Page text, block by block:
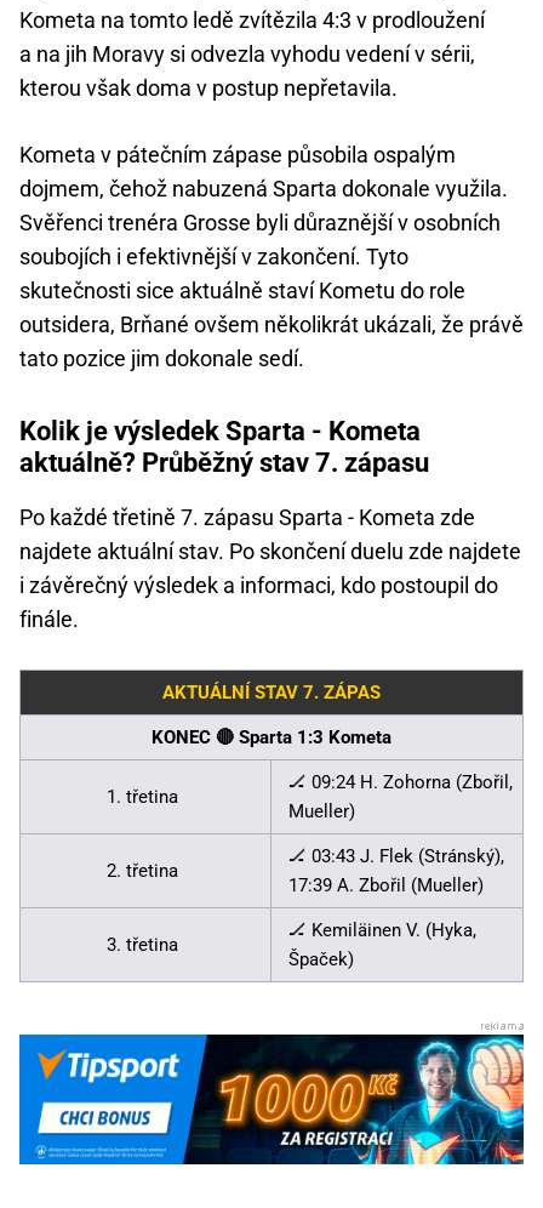
Kometa na tomto ledě zvítězila 4:3 v prodloužení
a na jih Moravy si odvezla vyhodu vedení v sérii,
kterou však doma v postup nepřetavila.
Kometa v pátečním zápase působila ospalým
dojmem, čehož nabuzená Sparta dokonale využila.
Svěřenci trenéra Grosse byli důraznější v osobních
soubojích i efektivnější v zakončení. Tyto
skutečnosti sice aktuálně staví Kometu do role
outsidera, Brňané ovšem několikrát ukázali, že právě
tato pozice jim dokonale sedí.
Kolik je výsledek Sparta - Kometa
aktuálně? Průběžný stav 7. zápasu
Po každé třetině 7. zápasu Sparta - Kometa zde
najdete aktuální stav. Po skončení duelu zde najdete
i závěrečný výsledek a informaci, kdo postoupil do
finále.
AKTUÁLNÍ STAV 7. ZÁPAS
KONEC 🔴 Sparta 1:3 Kometa
1. třetina
🏒 09:24 H. Zohorna (Zbořil,
Mueller)
2. třetina
🏒 03:43 J. Flek (Stránský),
17:39 A. Zbořil (Mueller)
3. třetina
🏒 Kemiläinen V. (Hyka,
Špaček)